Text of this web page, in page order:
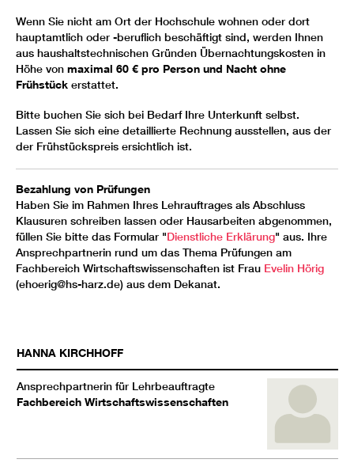
Wenn Sie nicht am Ort der Hochschule wohnen oder dort
hauptamtlich oder -beruflich beschäftigt sind, werden Ihnen
aus haushaltstechnischen Gründen Übernachtungskosten in
Höhe von maximal 60 € pro Person und Nacht ohne
Frühstück erstattet.
Bitte buchen Sie sich bei Bedarf Ihre Unterkunft selbst.
Lassen Sie sich eine detaillierte Rechnung ausstellen, aus der
der Frühstückspreis ersichtlich ist.
Bezahlung von Prüfungen
Haben Sie im Rahmen Ihres Lehrauftrages als Abschluss
Klausuren schreiben lassen oder Hausarbeiten abgenommen,
füllen Sie bitte das Formular "Dienstliche Erklärung" aus. Ihre
Ansprechpartnerin rund um das Thema Prüfungen am
Fachbereich Wirtschaftswissenschaften ist Frau Evelin Hörig
(ehoerig@hs-harz.de) aus dem Dekanat.
HANNA KIRCHHOFF
Ansprechpartnerin für Lehrbeauftragte
Fachbereich Wirtschaftswissenschaften